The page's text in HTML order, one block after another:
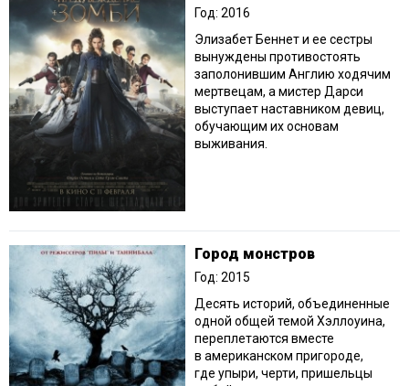
Год: 2016
Элизабет Беннет и ее сестры
вынуждены противостоять
заполонившим Англию ходячим
мертвецам, а мистер Дарси
выступает наставником девиц,
обучающим их основам
выживания.
Город монстров
Год: 2015
Десять историй, объединенные
одной общей темой Хэллоуина,
переплетаются вместе
в американском пригороде,
где упыри, черти, пришельцы